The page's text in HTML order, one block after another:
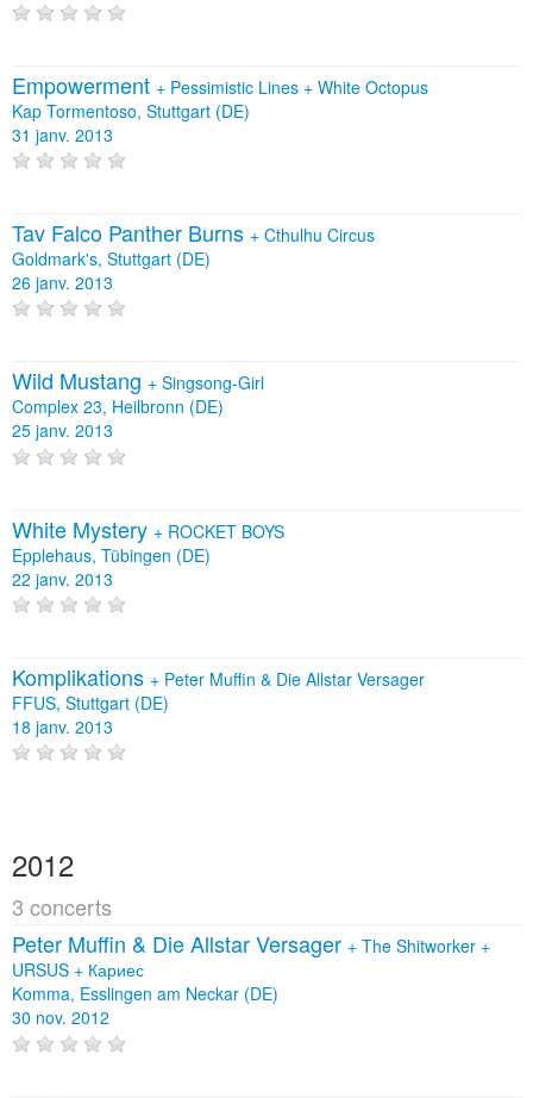
Empowerment + Pessimistic Lines + White Octopus
Kap Tormentoso, Stuttgart (DE)
31 janv. 2013
Tav Falco Panther Burns + Cthulhu Circus
Goldmark's, Stuttgart (DE)
26 janv. 2013
Wild Mustang + Singsong-Girl
Complex 23, Heilbronn (DE)
25 janv. 2013
White Mystery + ROCKET BOYS
Epplehaus, Tübingen (DE)
22 janv. 2013
Komplikations + Peter Muffin & Die Allstar Versager
FFUS, Stuttgart (DE)
18 janv. 2013
2012
3 concerts
Peter Muffin & Die Allstar Versager + The Shitworker +
URSUS + Кариес
Komma, Esslingen am Neckar (DE)
30 nov. 2012